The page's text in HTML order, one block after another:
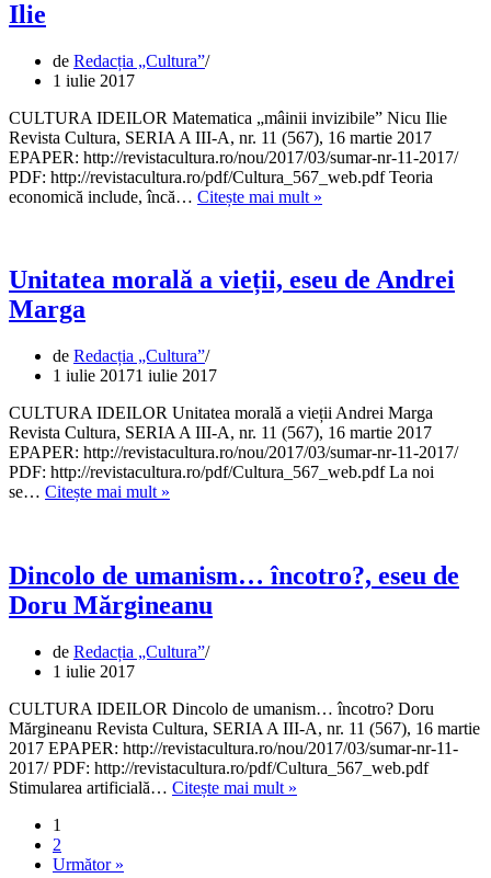
Ilie
de Redacția „Cultura”
1 iulie 2017
CULTURA IDEILOR Matematica „mâinii invizibile” Nicu Ilie
Revista Cultura, SERIA A III-A, nr. 11 (567), 16 martie 2017
EPAPER: http://revistacultura.ro/nou/2017/03/sumar-nr-11-2017/
PDF: http://revistacultura.ro/pdf/Cultura_567_web.pdf Teoria
economică include, încă… Citește mai mult »
Nicu
Ilie
Unitatea morală a vieții, eseu de Andrei
Marga
de Redacția „Cultura”
1 iulie 20171 iulie 2017
CULTURA IDEILOR Unitatea morală a vieții Andrei Marga
Revista Cultura, SERIA A III-A, nr. 11 (567), 16 martie 2017
EPAPER: http://revistacultura.ro/nou/2017/03/sumar-nr-11-2017/
PDF: http://revistacultura.ro/pdf/Cultura_567_web.pdf La noi
se… Citește mai mult »
eseu
de
Andrei
Dincolo de umanism… încotro?, eseu de
Doru Mărgineanu
de Redacția „Cultura”
1 iulie 2017
CULTURA IDEILOR Dincolo de umanism… încotro? Doru
Mărgineanu Revista Cultura, SERIA A III-A, nr. 11 (567), 16 martie
2017 EPAPER: http://revistacultura.ro/nou/2017/03/sumar-nr-11-
2017/ PDF: http://revistacultura.ro/pdf/Cultura_567_web.pdf
Stimularea artificială… Citește mai mult »
1
2
Următor »